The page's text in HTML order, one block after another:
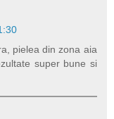
pielea din zona aia
super bune si